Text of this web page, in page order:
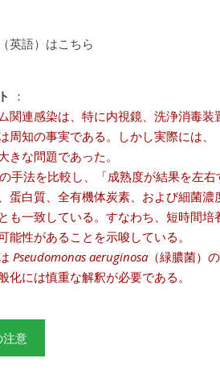
英語）はこちら
：
関連感染は、特に内視鏡、洗浄消毒
周知の事実である。しかし実際には
きな問題であった。
手法を比較し、「成熟度が結果を左
蛋白質、全有機体炭素、および細菌
も一致している。すなわち、短時間
能性があることを示唆している。
Pseudomonas aeruginosa （緑膿菌）
化には慎重な解釈が必要である。
注意